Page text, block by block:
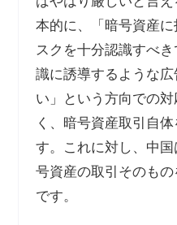
本的に、「暗号資産
スクを十分認識すべ
識に誘導するような
い」という方向での
く、暗号資産取引自
す。これに対し、中
号資産の取引そのも
です。